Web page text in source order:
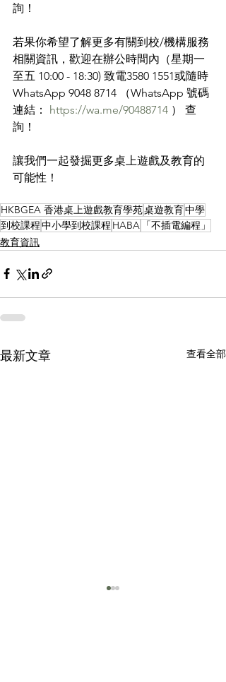
詢！
若果你希望了解更多有關到校/機構服務
相關資訊，歡迎在辦公時間內（星期一
至五 10:00 - 18:30) 致電3580 1551或隨時
WhatsApp 9048 8714 （WhatsApp 號碼
連結： https://wa.me/90488714 ） 查
詢！
讓我們一起發掘更多桌上遊戲及教育的
可能性！
HKBGEA 香港桌上遊戲教育學苑桌遊教育中學
到校課程中小學到校課程 HABA 「不插電編程」
教育資訊
最新文章 查看全部